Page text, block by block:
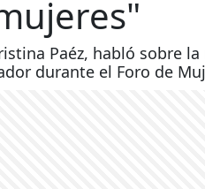
Paéz, habló sobre
durante el Foro de